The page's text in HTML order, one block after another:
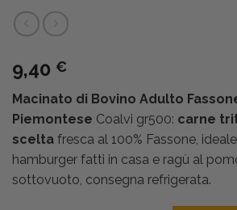
9,40 €
Macinato di Bovino Adulto
Piemontese Coalvi gr500: carne
scelta fresca al 100% Fassone,
hamburger fatti in casa e ragù al
sottovuoto, consegna refrigerata.